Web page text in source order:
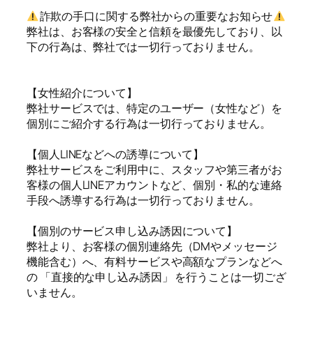
詐欺の手口に関する弊社からの重要なお知らせ
弊社は、お客様の安全と信頼を最優先しており、以
下の行為は、弊社では一切行っておりません。
【女性紹介について】
弊社サービスでは、特定のユーザー（女性など）を
個別にご紹介する行為は一切行っておりません。
【個人LINEなどへの誘導について】
弊社サービスをご利用中に、スタッフや第三者がお
客様の個人LINEアカウントなど、個別・私的な連絡
手段へ誘導する行為は一切行っておりません。
【個別のサービス申し込み誘因について】
弊社より、お客様の個別連絡先（DMやメッセージ
機能含む）へ、有料サービスや高額なプランなどへ
の 「直接的な申し込み誘因」 を行うことは一切ござ
いません。